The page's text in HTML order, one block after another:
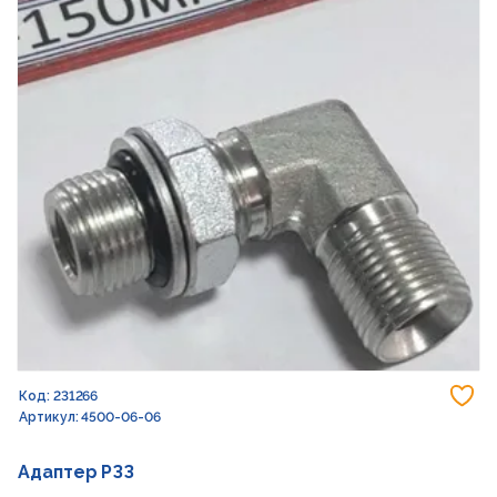
Код: 231266
Артикул: 4500-06-06
Адаптер РЗЗ